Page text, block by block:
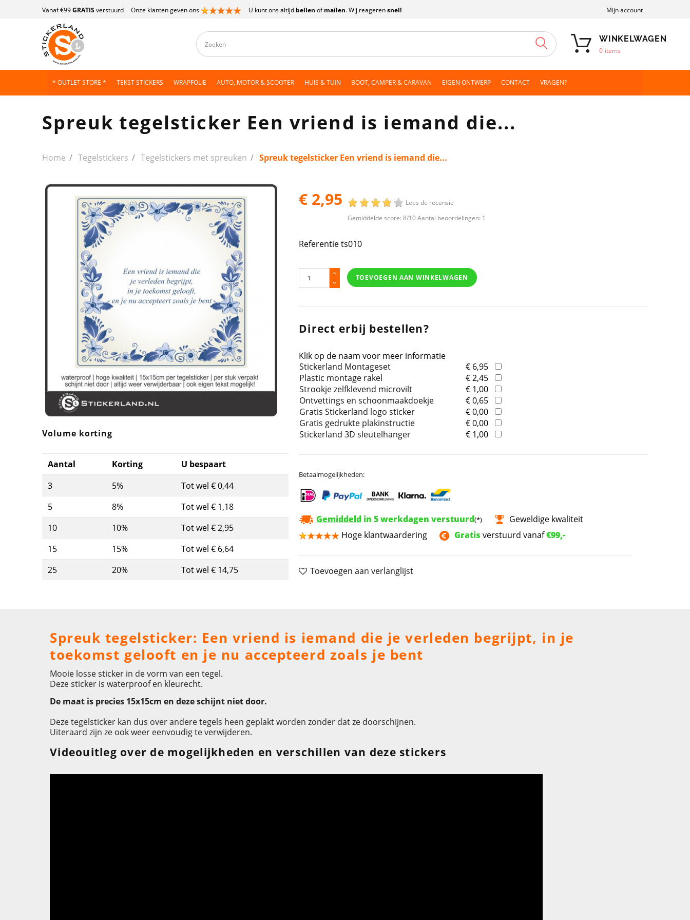
Vanaf €99GRATIS verstuurd Onze klanten geven ons U kunt ons altijd bellen ofmailen. Wij reagerensnel! Mijn account
ZOEKEN WINKELWAGEN
0 items
* OUTLET STORE * TEKST STICKERS WRAPFOLIE AUTO, MOTOR & SCOOTER HUIS & TUIN BOOT, CAMPER & CARAVAN EIGEN ONTWERP CONTACT VRAGEN?
Spreuk tegelsticker Een vriend is iemand die...
Home Tegelstickers Tegelstickers met spreuken Spreuk tegelsticker Een vriend is iemand die...
Volume korting
Aantal Korting
U bespaart
3
5%
Tot wel € 0,44
5
8%
Tot wel € 1,18
10
10%
Tot wel € 2,95
15
15%
Tot wel € 6,64
25
20% Tot wel € 14,75
€ 2,95
Lees de recensie
Gemiddelde score: 8/10 Aantal beoordelingen: 1
Referentiets010
TOEVOEGEN AAN WINKELWAGEN
Direct erbij bestellen?
Klik op de naam voor meer informatie
Stickerland Montageset
€ 6,95
Plastic montage rakel
€ 2,45
Strookje zelfklevend microvilt
€ 1,00
Ontvettings en schoonmaakdoekje
€ 0,65
Gratis Stickerland logo sticker
€ 0,00
Gratis gedrukte plakinstructie
€ 0,00
Stickerland 3D sleutelhanger
€ 1,00
Betaalmogelijkheden:
Gemiddeld in 5 werkdagen verstuurd(*)
Geweldige kwaliteit
Hoge klantwaardering
Gratis verstuurd vanaf€99,-
Toevoegen aan verlanglijst
Spreuk tegelsticker: Een vriend is iemand die je verleden begrijpt, in je
toekomst gelooft en je nu accepteerd zoals je bent
Mooie losse sticker in de vorm van een tegel.
Deze sticker is waterproof en kleurecht.
De maat is precies 15x15cm en deze schijnt niet door.
Deze tegelsticker kan dus over andere tegels heen geplakt worden zonder dat ze doorschijnen.
Uiteraard zijn ze ook weer eenvoudig te verwijderen.
Videouitleg over de mogelijkheden en verschillen van deze stickers